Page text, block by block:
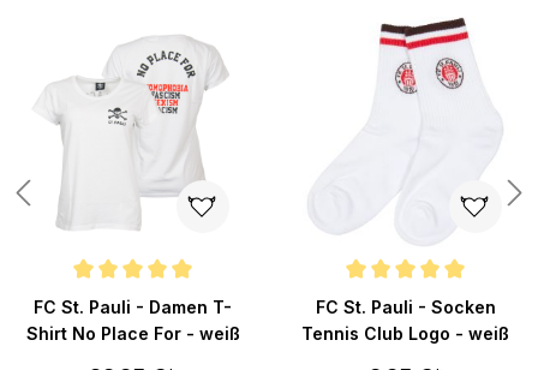
Durchschnittliche Bewertung von 5 von 5 Sternen
FC St. Pauli - Damen T-
Shirt No Place For - weiß
Durchschnittliche Bewertung
FC St. Pauli - Socken
Tennis Club Logo - weiß